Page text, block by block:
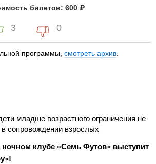
билетов: 600 ₽
3 0
программы, смотреть архив
младше возрастного ограничения не
сопровождении взрослых
клубе «Семь Футов» выступит